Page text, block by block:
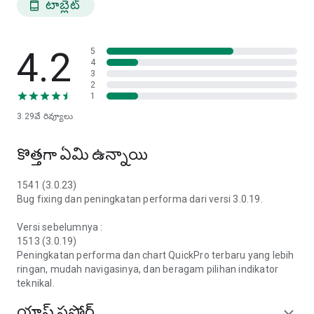
ప్రముఖ ఇండికేటర్స్‌ను ఆస్వాదించండి. ఈ ఫీచర్ ఫారెక్స్ మరియు గోల్డ్
ట్రేడింగ్ ఐడియాలు
మార్కెట్‌లో ఉత్తమ అవకాశాలను గుర్తించడంలో సహాయపడటానికి,
ఐడియాలను సద్వినియోగం చేసుకోండి. సంబంధిత విశ్లేషణతో మరింత
చట్టబద్ధమైన & సురక్షితమైన ట్రేడింగ్ యాప్
క్విక్‌ప్రో అనేది BAPPEBTI బ్యాంక్ ఇండోనేషియా (BI) మరియు ఫైనాన్షియల్
సర్వీసెస్ అథారిటీ (OJK) ద్వారా రిజిస్టర్ చేయబడి, పర్యవేక్షించబడే ఒక
సౌకర్యవంతంగా, పారదర్శకంగా మరియు నిబంధనలకు అనుగుణంగా
బంగారాన్ని ట్రేడ్ చేయవచ్చు.
సహాయ కేంద్రం
మీకు ఎప్పుడైనా సహాయం అవసరమైతే, యాప్‌లోని సహాయ కేంద్రం ఫీచర్
tablet_android టాబ్లెట్
4.2
3.29వే రివ్యూలు
5
4
3
2
1
కొత్తగా ఏమి ఉన్నాయి
1541 (3.0.23)
Bug fixing dan peningkatan performa dari versi 3.0.19.
Versi sebelumnya :
1513 (3.0.19)
Peningkatan performa dan chart QuickPro terbaru yang lebih
ringan, mudah navigasinya, dan beragam pilihan indikator
teknikal.